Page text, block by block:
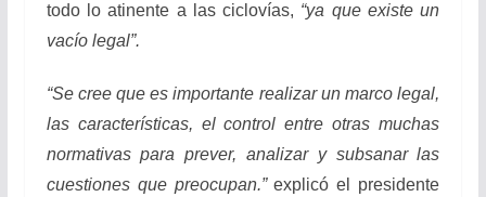
todo lo atinente a las ciclovías, “ya que existe un
vacío legal”.
“Se cree que es importante realizar un marco legal,
las características, el control entre otras muchas
normativas para prever, analizar y subsanar las
cuestiones que preocupan.”explicó el presidente